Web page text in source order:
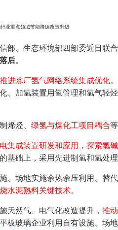
业重点领域节能降碳改造升级
部、生态环境部四部委近日联
后。
推进炼厂氢气网络系统集成优化。
、加氢装置用氢管理和氢气轻
烯烃、 绿氢与煤化工项目耦合
集成装置研发和应用，探索
基础上，采用先进制氢和氢处
、场地实施余热余压利用、替
水泥熟料关键技术。
天然气、电气化改造提升， 推
板玻璃企业利用自有设施、场